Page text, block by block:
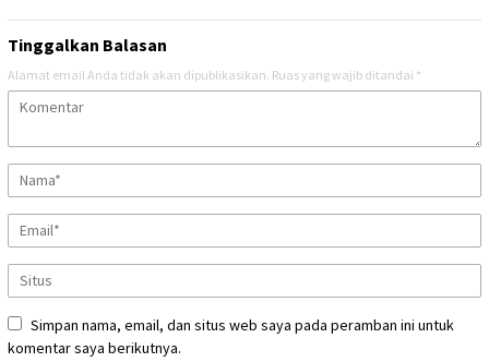
Tinggalkan Balasan
Alamat email Anda tidak akan dipublikasikan. Ruas yang wajib ditandai *
Simpan nama, email, dan situs web saya pada peramban ini untuk
komentar saya berikutnya.